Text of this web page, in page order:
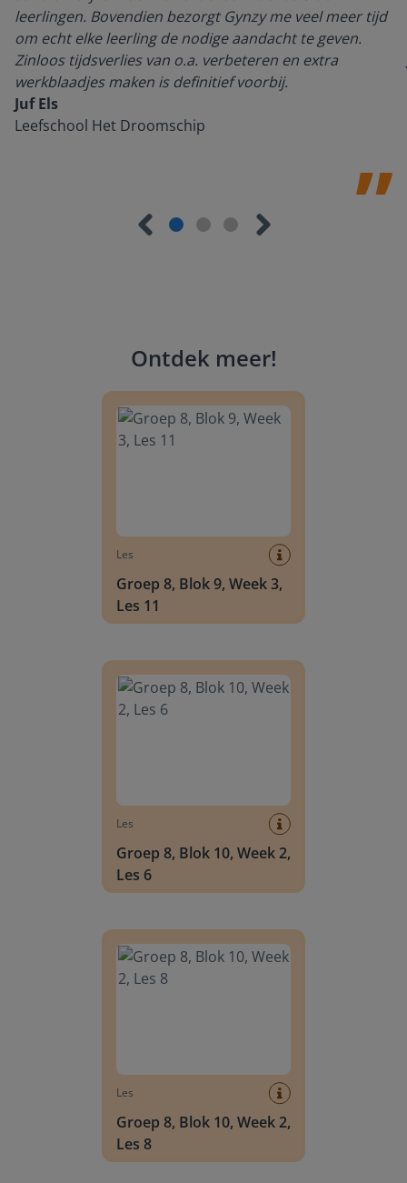
leerlingen. Bovendien bezorgt Gynzy me veel meer tijd
om echt elke leerling de nodige aandacht te geven.
Zinloos tijdsverlies van o.a. verbeteren en extra
werkblaadjes maken is definitief voorbij.
Juf Els
Leefschool Het Droomschip
Ontdek meer!
Les
Groep 8, Blok 9, Week 3,
Les 11
Les
Groep 8, Blok 10, Week 2,
Les 6
Les
Groep 8, Blok 10, Week 2,
Les 8